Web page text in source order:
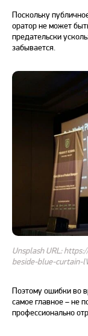
Поскольку
оратор не может
предательски
забывается.
Unsplash URL:
beside-blue-curtain-
Поэтому ошибки во
самое главное – не
профессионально